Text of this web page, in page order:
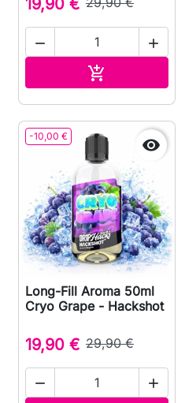
19,90 €
 

-10,00 € 
Long-Fill Aroma 50ml
Cryo Grape - Hackshot
19,90 € 29,90 €
 